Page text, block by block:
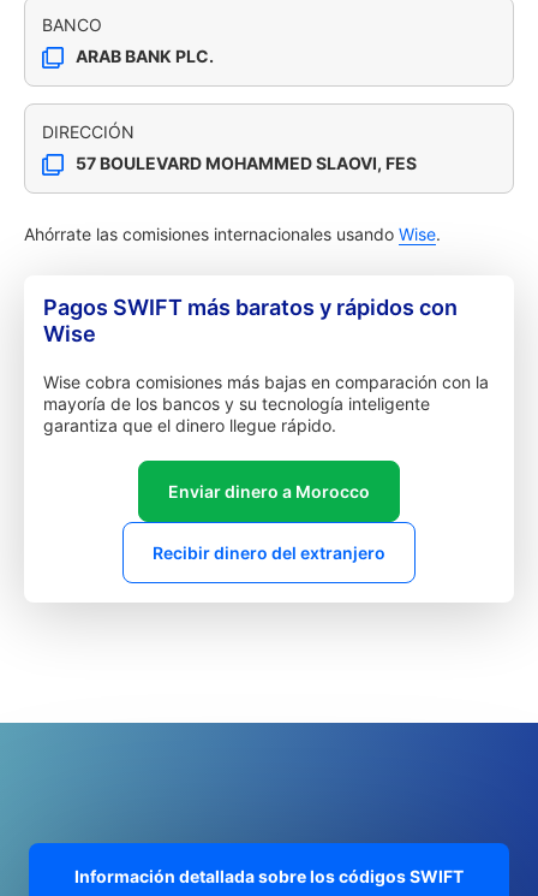
BANCO
ARAB BANK PLC.
DIRECCIÓN
57 BOULEVARD MOHAMMED SLAOVI, FES
Ahórrate las comisiones internacionales usando Wise.
Pagos SWIFT más baratos y rápidos con
Wise
Wise cobra comisiones más bajas en comparación con la
mayoría de los bancos y su tecnología inteligente
garantiza que el dinero llegue rápido.
Enviar dinero a Morocco
Recibir dinero del extranjero
Información detallada sobre los códigos SWIFT